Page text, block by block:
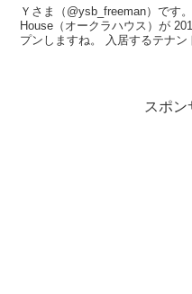
Ｙさま（@ysb_freeman）です。 4代目「大倉本館」
House（オークラハウス）が
プンしますね。 入居
スポン